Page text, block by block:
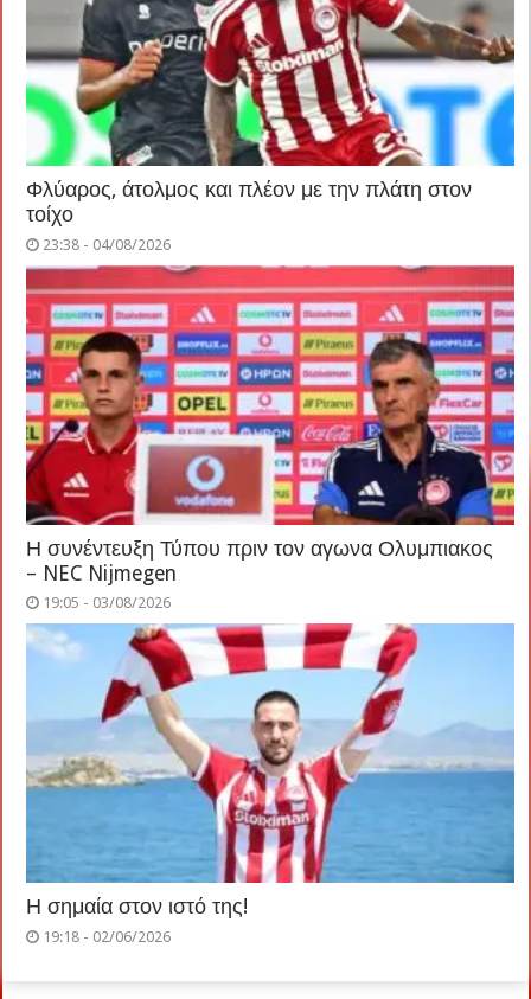
Φλύαρος, άτολμος και πλέον με την πλάτη στον
τοίχο
23:38 - 04/08/2026
Η συνέντευξη Τύπου πριν τον αγωνα Ολυμπιακος
– NEC Nijmegen
19:05 - 03/08/2026
Η σημαία στον ιστό της!
19:18 - 02/06/2026